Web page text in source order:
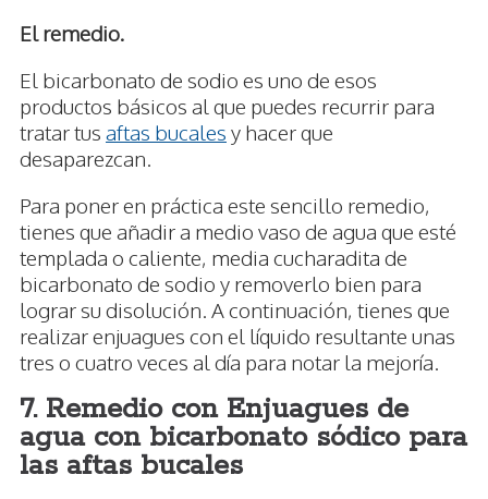
El remedio.
El bicarbonato de sodio es uno de esos
productos básicos al que puedes recurrir para
tratar tus aftas bucales y hacer que
desaparezcan.
Para poner en práctica este sencillo remedio,
tienes que añadir a medio vaso de agua que esté
templada o caliente, media cucharadita de
bicarbonato de sodio y removerlo bien para
lograr su disolución. A continuación, tienes que
realizar enjuagues con el líquido resultante unas
tres o cuatro veces al día para notar la mejoría.
7. Remedio con Enjuagues de
agua con bicarbonato sódico para
las aftas bucales